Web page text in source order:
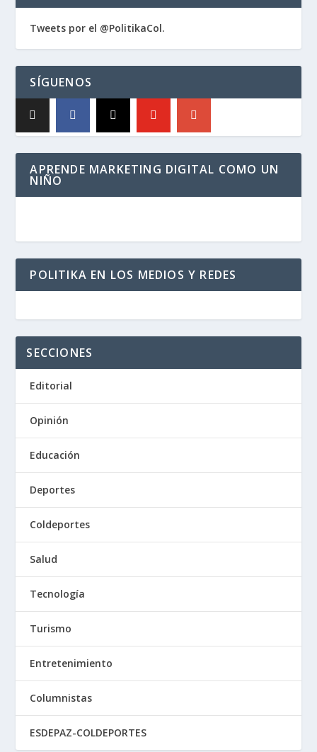
Tweets por el @PolitikaCol.
SÍGUENOS
APRENDE MARKETING DIGITAL COMO UN
NIÑO
POLITIKA EN LOS MEDIOS Y REDES
SECCIONES
Editorial
Opinión
Educación
Deportes
Coldeportes
Salud
Tecnología
Turismo
Entretenimiento
Columnistas
ESDEPAZ-COLDEPORTES